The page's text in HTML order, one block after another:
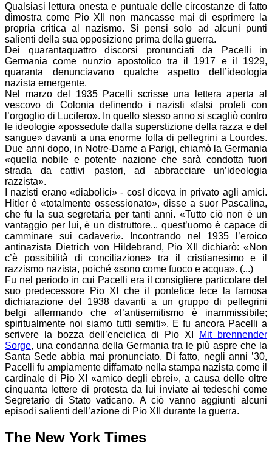
Qualsiasi lettura onesta e puntuale delle circostanze di fatto
dimostra come Pio XII non mancasse mai di esprimere la
propria critica al nazismo. Si pensi solo ad alcuni punti
salienti della sua opposizione prima della guerra.
Dei quarantaquattro discorsi pronunciati da Pacelli in
Germania come nunzio apostolico tra il 1917 e il 1929,
quaranta denunciavano qualche aspetto dell’ideologia
nazista emergente.
Nel marzo del 1935 Pacelli scrisse una lettera aperta al
vescovo di Colonia definendo i nazisti «falsi profeti con
l’orgoglio di Lucifero». In quello stesso anno si scagliò contro
le ideologie «possedute dalla superstizione della razza e del
sangue» davanti a una enorme folla di pellegrini a Lourdes.
Due anni dopo, in Notre-Dame a Parigi, chiamò la Germania
«quella nobile e potente nazione che sarà condotta fuori
strada da cattivi pastori, ad abbracciare un’ideologia
razzista».
I nazisti erano «diabolici» - così diceva in privato agli amici.
Hitler è «totalmente ossessionato», disse a suor Pascalina,
che fu la sua segretaria per tanti anni. «Tutto ciò non è un
vantaggio per lui, è un distruttore... quest’uomo è capace di
camminare sui cadaveri». Incontrando nel 1935 l’eroico
antinazista Dietrich von Hildebrand, Pio XII dichiarò: «Non
c’è possibilità di conciliazione» tra il cristianesimo e il
razzismo nazista, poiché «sono come fuoco e acqua». (...)
Fu nel periodo in cui Pacelli era il consigliere particolare del
suo predecessore Pio XI che il pontefice fece la famosa
dichiarazione del 1938 davanti a un gruppo di pellegrini
belgi affermando che «l’antisemitismo è inammissibile;
spiritualmente noi siamo tutti semiti». E fu ancora Pacelli a
scrivere la bozza dell’enciclica di Pio XI
Mit brennender
Sorge, una condanna della Germania tra le più aspre che la
Santa Sede abbia mai pronunciato. Di fatto, negli anni ’30,
Pacelli fu ampiamente diffamato nella stampa nazista come il
cardinale di Pio XI «amico degli ebrei», a causa delle oltre
cinquanta lettere di protesta da lui inviate ai tedeschi come
Segretario di Stato vaticano. A ciò vanno aggiunti alcuni
episodi salienti dell’azione di Pio XII durante la guerra.
The New York Times